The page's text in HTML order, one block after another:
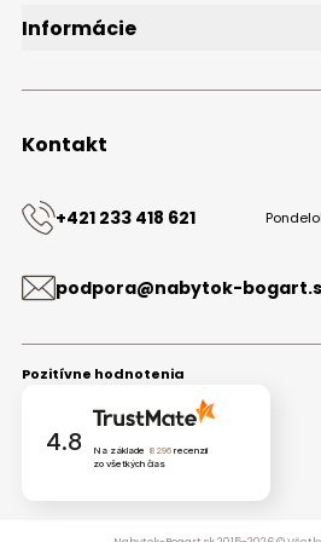
Informácie
Obchodné podmienky
Kontakt
Kontakt
+421 233 418 621
podpora@nabytok-
Pozitívne hodnotenia
4.8 Na základe 8296recenzií
zo všetkých čias